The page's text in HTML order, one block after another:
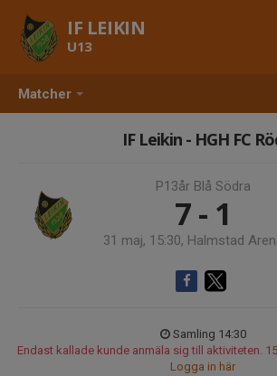
Matcher
IF LEIKIN
U13
IF Leikin - HGH FC
P13år Blå Södra
7 - 1
31 maj, 15:30, Halmstad
Samling 14:30
Endast kallade kunde anmäla sig till aktiviteten.
Logga in här